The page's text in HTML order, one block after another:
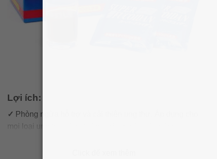
Lợi ích:
✓ Phòng ngừa hỗ trợ và cải thiện ung thư. Áp dụng cho
mọi loại ung thư và bất kì giai đoạn nào của bệnh.